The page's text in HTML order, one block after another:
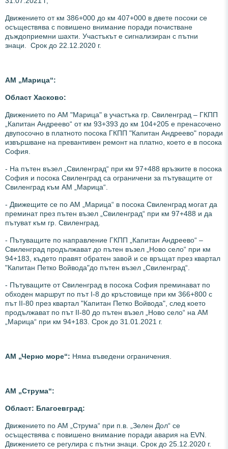
Движението от км 386+000 до км 407+000 в двете посоки се
осъществява с повишено внимание поради почистване
дъждоприемни шахти. Участъкът е сигнализиран с пътни
знаци. Срок до 22.12.2020 г.
АМ „Марица“:
Област Хасково:
Движението по АМ "Марица" в участъка гр. Свиленград – ГКПП
„Капитан Андреево“ от км 93+393 до км 104+205 е пренасочено
двупосочно в платното посока ГКПП "Капитан Андреево" поради
извършване на превантивен ремонт на платно, което е в посока
София.
- На пътен възел „Свиленград“ при км 97+488 връзките в посока
София и посока Свиленград са ограничени за пътуващите от
Свиленград към АМ „Марица“.
- Движещите се по АМ „Марица“ в посока Свиленград могат да
преминат през пътен възел „Свиленград“ при км 97+488 и да
пътуват към гр. Свиленград.
- Пътуващите по направление ГКПП „Капитан Андреево“ –
Свиленград продължават до пътен възел „Ново село“ при км
94+183, където правят обратен завой и се връщат през квартал
"Капитан Петко Войвода"до пътен възел „Свиленград“.
- Пътуващите от Свиленград в посока София преминават по
обходен маршрут по път I-8 до кръстовище при км 366+800 с
път II-80 през квартал "Капитан Петко Войвода", след което
продължават по път II-80 до пътен възел „Ново село“ на АМ
„Марица“ при км 94+183. Срок до 31.01.2021 г.
АМ „Черно море“: Няма въведени ограничения.
АМ „Струма“:
Област: Благоевград:
Движението по АМ „Струма“ при п.в. „Зелен Дол“ се
осъществява с повишено внимание поради авария на EVN.
Движението се регулира с пътни знаци. Срок до 25.12.2020 г.